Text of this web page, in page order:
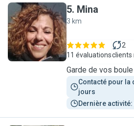
M
5. Mina
3 km
11 évaluations
2
clients
Garde de vos
Contacté pour la
jours
Dernière